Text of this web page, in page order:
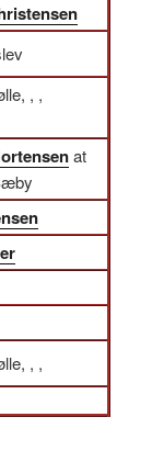
, ,
at
, ,